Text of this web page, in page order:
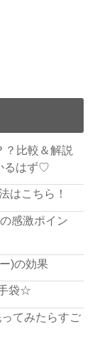
？比較＆解説
るはず♡
はこちら！
感激ポイン
)の効果
袋☆
てみたらすご